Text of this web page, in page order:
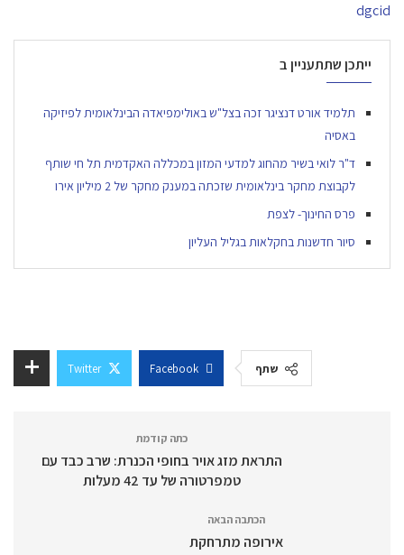
dgcid
ייתכן שתתעניין ב
תלמיד אורט דנציגר זכה בצל"ש באולימפיאדה הבינלאומית לפיזיקה
באסיה
ד"ר לואי בשיר מהחוג למדעי המזון במכללה האקדמית תל חי שותף
לקבוצת מחקר בינלאומית שזכתה במענק מחקר של 2 מיליון אירו
פרס החינוך- לצפת
סיור חדשנות בחקלאות בגליל העליון
שתף Facebook
Twitter
כתה קודמת
התראת מזג אויר בחופי הכנרת: שרב כבד עם
טמפרטורה של עד 42 מעלות
הכתבה הבאה
אירופה מתרחקת